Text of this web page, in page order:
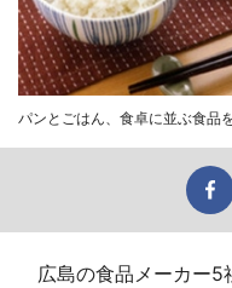
パンとごはん、食卓に並ぶ食品
広島の食品メーカー5